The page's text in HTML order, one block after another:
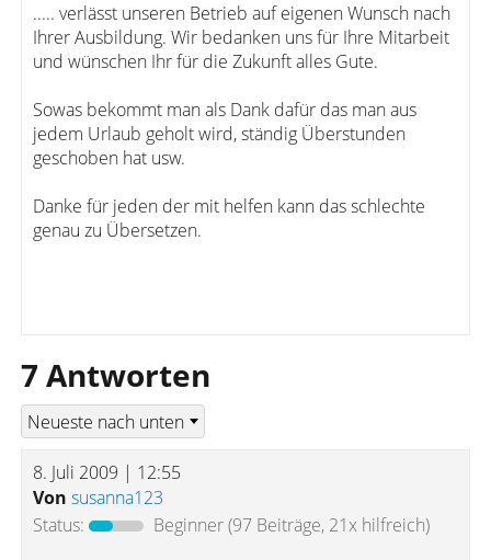
..... verlässt unseren Betrieb auf eigenen Wunsch nach
Ihrer Ausbildung. Wir bedanken uns für Ihre Mitarbeit
und wünschen Ihr für die Zukunft alles Gute.
Sowas bekommt man als Dank dafür das man aus
jedem Urlaub geholt wird, ständig Überstunden
geschoben hat usw.
Danke für jeden der mit helfen kann das schlechte
genau zu Übersetzen.
7 Antworten
8. Juli 2009 | 12:55
Von susanna123
Status:
Beginner(97 Beiträge, 21x hilfreich)